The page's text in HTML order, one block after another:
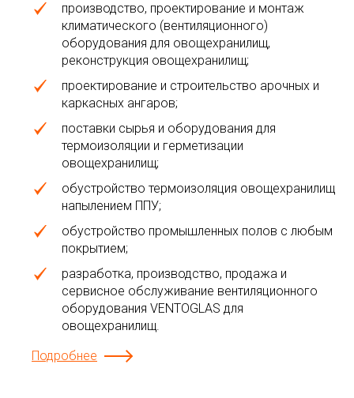
производство, проектирование и монтаж
климатического (вентиляционного)
оборудования для овощехранилищ,
реконструкция овощехранилищ;
проектирование и строительство арочных и
каркасных ангаров;
поставки сырья и оборудования для
термоизоляции и герметизации
овощехранилищ;
обустройство термоизоляция овощехранилищ
напылением ППУ;
обустройство промышленных полов с любым
покрытием;
разработка, производство, продажа и
сервисное обслуживание вентиляционного
оборудования VENTOGLAS для
овощехранилищ.
Подробнее